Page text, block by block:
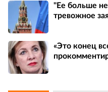
"Ее больше
тревожное
«Это конец